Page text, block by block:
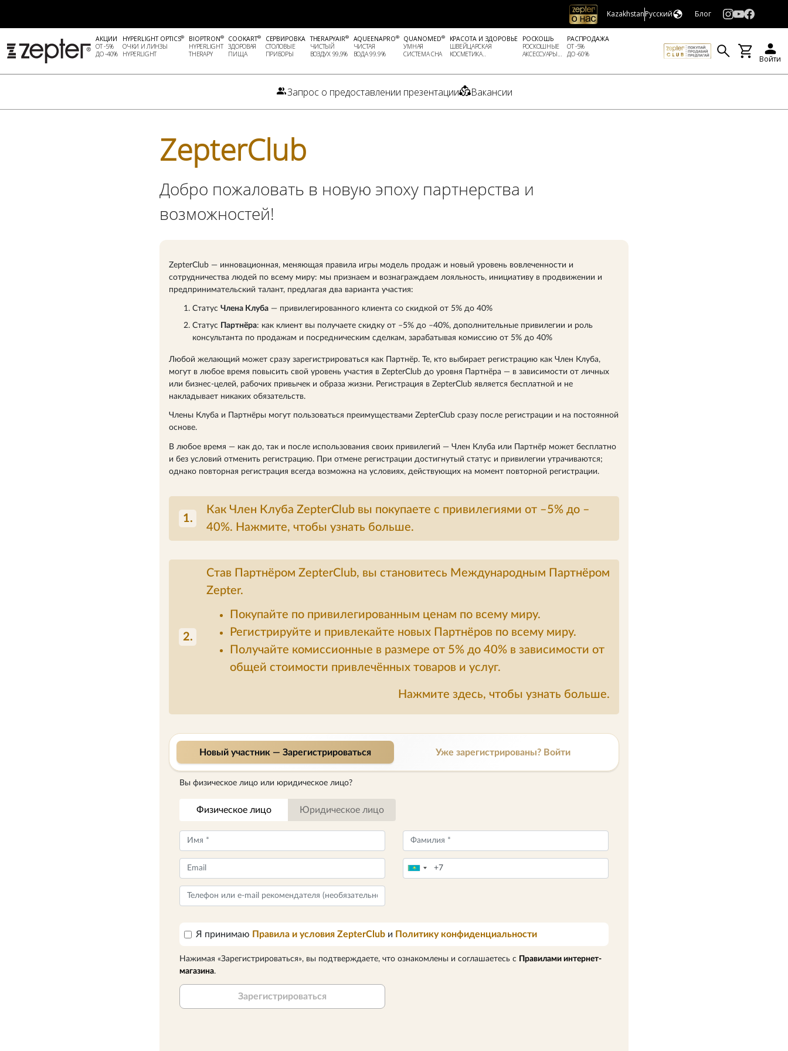
KazakhstanРусский Блог
АКЦИИ
ОТ -5%
ДО -40%
HYPERLIGHT OPTICS®
ОЧКИ И ЛИНЗЫ
HYPERLIGHT
BIOPTRON®
HYPERLIGHT
THERAPY
COOKART®
ЗДОРОВАЯ
ПИЩА
СЕРВИРОВКА
СТОЛОВЫЕ
ПРИБОРЫ
THERAPYAIR®
ЧИСТЫЙ
ВОЗДУХ 99,9%
AQUEENAPRO®
ЧИСТАЯ
ВОДА 99.9%
QUANOMED®
УМНАЯ
СИСТЕМА СНА
КРАСОТА И ЗДОРОВЬЕ
ШВЕЙЦАРСКАЯ
КОСМЕТИКА..
РОСКОШЬ
РОСКОШНЫЕ
АКСЕССУАРЫ...
РАСПРОДАЖА
ОТ -5%
ДО -60%
Войти
Запрос о предоставлении презентации Вакансии
ZepterClub
Добро пожаловать в новую эпоху партнерства и
возможностей!
ZepterClub — инновационная, меняющая правила игры модель продаж и новый уровень вовлеченности и
сотрудничества людей по всему миру: мы признаем и вознаграждаем лояльность, инициативу в продвижении и
предпринимательский талант, предлагая два варианта участия:
Статус Члена Клуба — привилегированного клиента со скидкой от 5% до 40%
Статус Партнёра: как клиент вы получаете скидку от –5% до –40%, дополнительные привилегии и роль
консультанта по продажам и посредническим сделкам, зарабатывая комиссию от 5% до 40%
Любой желающий может сразу зарегистрироваться как Партнёр. Те, кто выбирает регистрацию как Член Клуба,
могут в любое время повысить свой уровень участия в ZepterClub до уровня Партнёра — в зависимости от личных
или бизнес-целей, рабочих привычек и образа жизни. Регистрация в ZepterClub является бесплатной и не
накладывает никаких обязательств.
Члены Клуба и Партнёры могут пользоваться преимуществами ZepterClub сразу после регистрации и на постоянной
основе.
В любое время — как до, так и после использования своих привилегий — Член Клуба или Партнёр может бесплатно
и без условий отменить регистрацию. При отмене регистрации достигнутый статус и привилегии утрачиваются;
однако повторная регистрация всегда возможна на условиях, действующих на момент повторной регистрации.
1.
Как Член Клуба ZepterClub вы покупаете с привилегиями от –5% до –
40%. Нажмите, чтобы узнать больше.
2.
Став Партнёром ZepterClub, вы становитесь Международным Партнёром
Zepter.
Покупайте по привилегированным ценам по всему миру.
Регистрируйте и привлекайте новых Партнёров по всему миру.
Получайте комиссионные в размере от 5% до 40% в зависимости от
общей стоимости привлечённых товаров и услуг.
Нажмите здесь, чтобы узнать больше.
Новый участник — Зарегистрироваться Уже зарегистрированы? Войти
Вы физическое лицо или юридическое лицо?
Физическое лицо Юридическое лицо
Я принимаю Правила и условия ZepterClub и Политику конфиденциальности
Нажимая «Зарегистрироваться», вы подтверждаете, что ознакомлены и соглашаетесь с Правилами интернет-
магазина.
Зарегистрироваться